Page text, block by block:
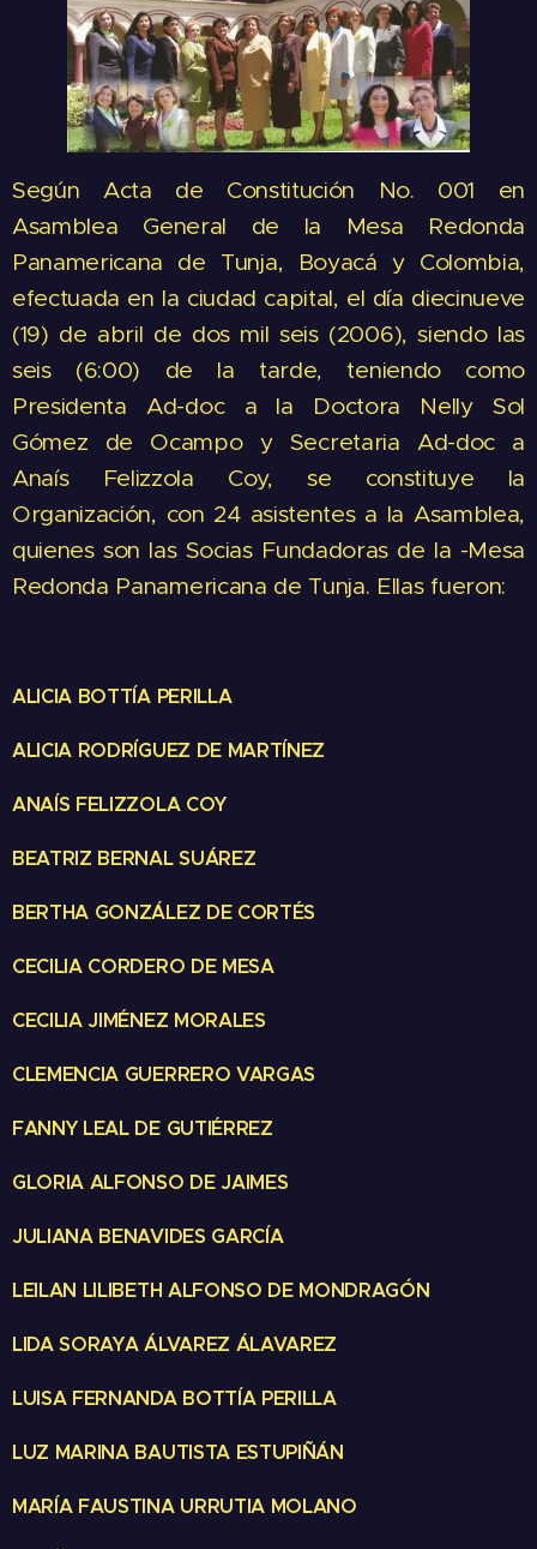
Según Acta de Constitución No. 001 en
Asamblea General de la Mesa Redonda
Panamericana de Tunja, Boyacá y Colombia,
efectuada en la ciudad capital, el día diecinueve
(19) de abril de dos mil seis (2006), siendo las
seis (6:00) de la tarde, teniendo como
Presidenta Ad-doc a la Doctora Nelly Sol
Gómez de Ocampo y Secretaria Ad-doc a
Anaís Felizzola Coy, se constituye la
Organización, con 24 asistentes a la Asamblea,
quienes son las Socias Fundadoras de la -Mesa
Redonda Panamericana de Tunja. Ellas fueron:
ALICIA BOTTÍA PERILLA
ALICIA RODRÍGUEZ DE MARTÍNEZ
ANAÍS FELIZZOLA COY
BEATRIZ BERNAL SUÁREZ
BERTHA GONZÁLEZ DE CORTÉS
CECILIA CORDERO DE MESA
CECILIA JIMÉNEZ MORALES
CLEMENCIA GUERRERO VARGAS
FANNY LEAL DE GUTIÉRREZ
GLORIA ALFONSO DE JAIMES
JULIANA BENAVIDES GARCÍA
LEILAN LILIBETH ALFONSO DE MONDRAGÓN
LIDA SORAYA ÁLVAREZ ÁLAVAREZ
LUISA FERNANDA BOTTÍA PERILLA
LUZ MARINA BAUTISTA ESTUPIÑÁN
MARÍA FAUSTINA URRUTIA MOLANO